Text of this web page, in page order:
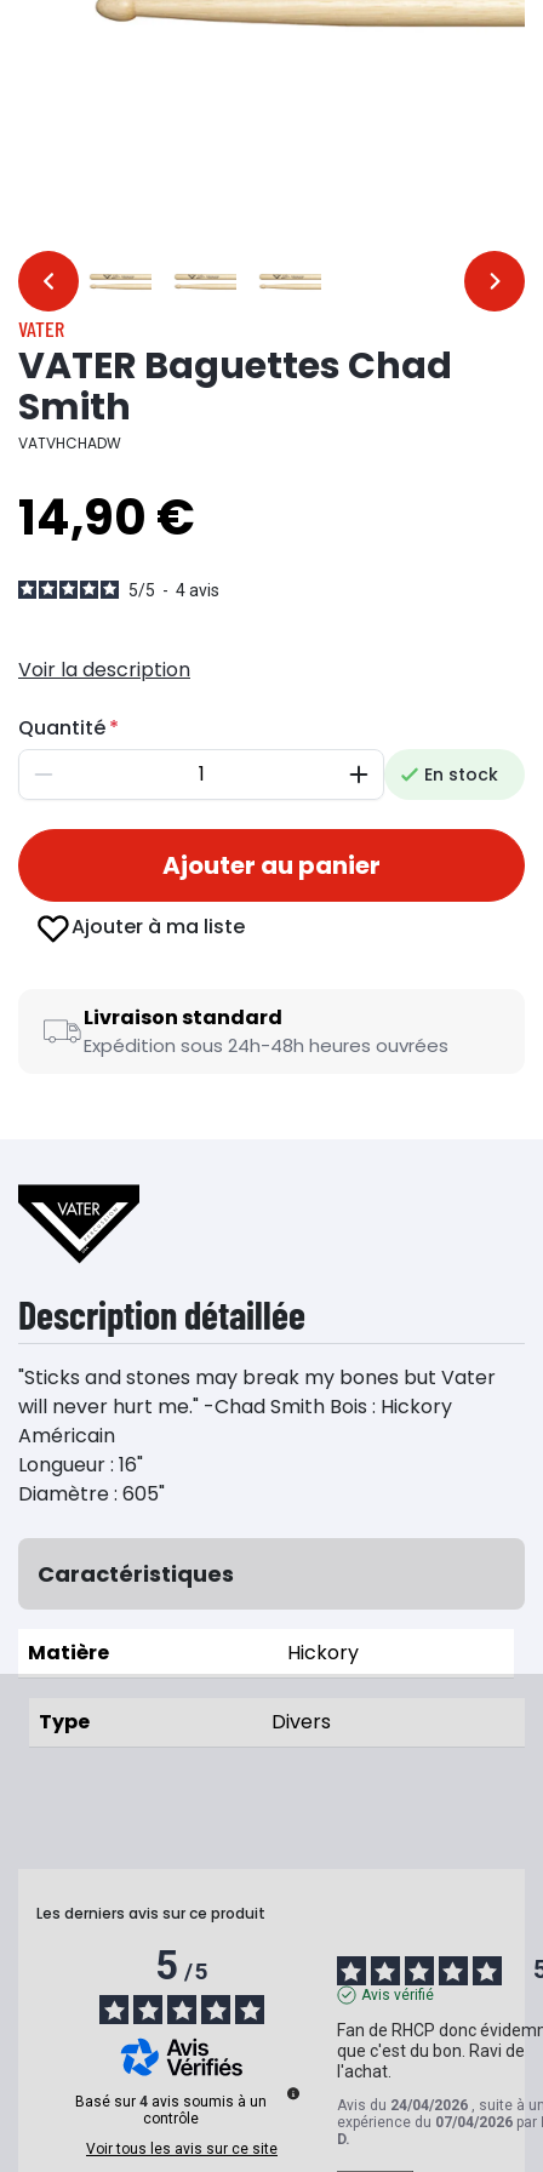
… …
VATER
VATER Baguettes Chad
Smith
VATVHCHADW
14,90 €
5/5 - 4avis
Voir la description
Quantité
Diminuer AugmenterEn stock
Ajouter au panier
Ajouter à ma liste
Livraison standard
Expédition sous 24h-48h heures ouvrées
Description détaillée
"Sticks and stones may break my bones but Vater
will never hurt me." -Chad Smith Bois : Hickory
Américain
Longueur : 16"
Diamètre : 605"
Caractéristiques
Matière Hickory
Type Divers
Les derniers avis sur ce produit
5/5
Basé sur 4 avis soumis à un
contrôle
Voir tous les avis sur ce site
Avis vérifié
Fan de RHCP donc
que c'est du bon. Ravi de
l'achat.
Avis du 24/04/2026 , suite à
expérience du 07/04/2026 par
D.